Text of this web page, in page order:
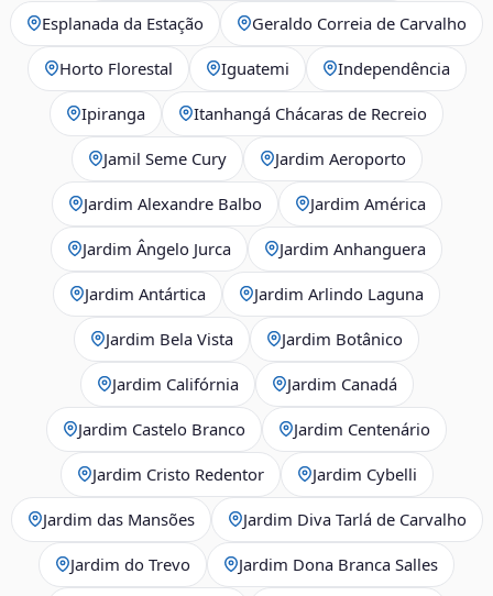
Esplanada da Estação Geraldo Correia de Carvalho
Horto Florestal Iguatemi Independência
Ipiranga Itanhangá Chácaras de Recreio
Jamil Seme Cury Jardim Aeroporto
Jardim Alexandre Balbo Jardim América
Jardim Ângelo Jurca Jardim Anhanguera
Jardim Antártica Jardim Arlindo Laguna
Jardim Bela Vista Jardim Botânico
Jardim Califórnia Jardim Canadá
Jardim Castelo Branco Jardim Centenário
Jardim Cristo Redentor Jardim Cybelli
Jardim das Mansões Jardim Diva Tarlá de Carvalho
Jardim do Trevo Jardim Dona Branca Salles